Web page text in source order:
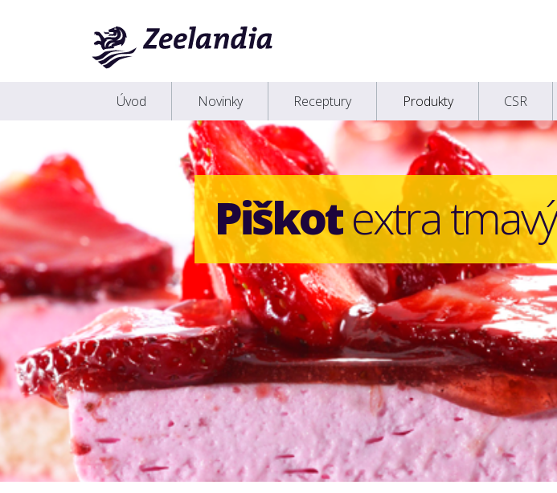
Úvod Novinky Receptury Produkty CSR
Piškotextra tmavý